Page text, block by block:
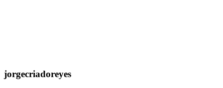
jorgecriadoreyes